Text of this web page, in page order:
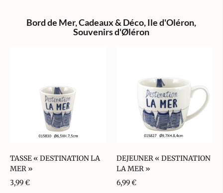
Bord de Mer,Cadeaux & Déco,Ile d'Oléron,
Souvenirs d'Øléron
TASSE « DESTINATION LA
MER »
3,99€
DEJEUNER « DESTINATION
LA MER »
6,99€